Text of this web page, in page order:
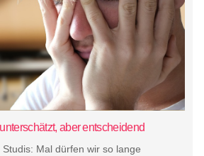
aber entscheidend
Mal dürfen wir so lange